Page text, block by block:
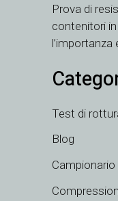
Prova di
contenitori
l’importanza
Test di
Blog
Campionario